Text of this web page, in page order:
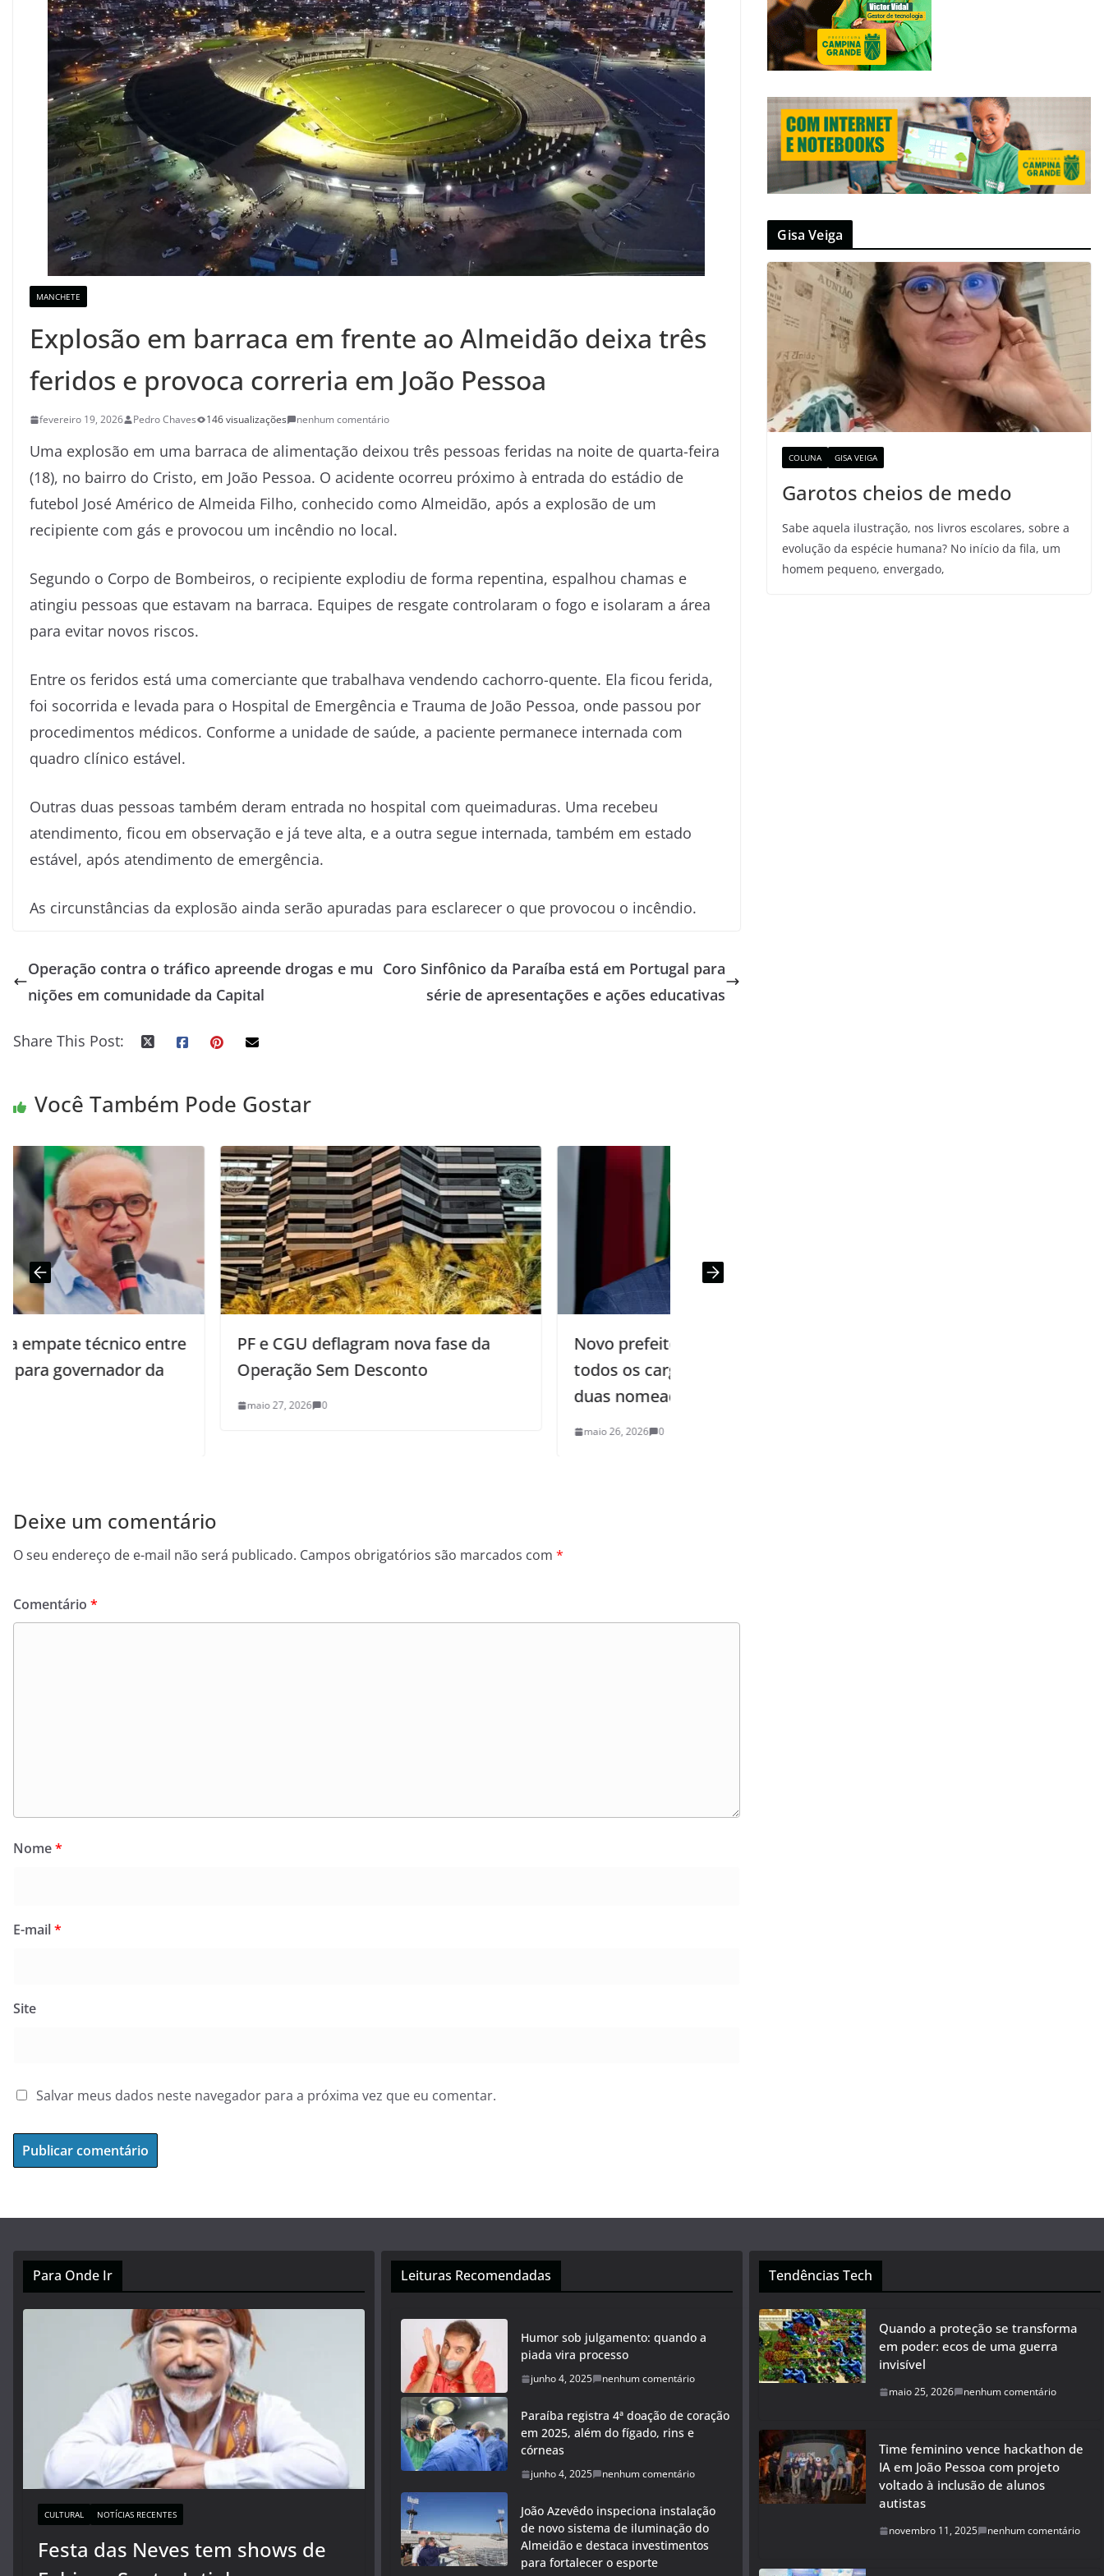
MANCHETE
Explosão em barraca em frente ao Almeidão deixa três
feridos e provoca correria em João Pessoa
fevereiro 19, 2026 Pedro Chaves 146 visualizações nenhum comentário
Uma explosão em uma barraca de alimentação deixou três pessoas feridas na noite de quarta-feira
(18), no bairro do Cristo, em João Pessoa. O acidente ocorreu próximo à entrada do estádio de
futebol José Américo de Almeida Filho, conhecido como Almeidão, após a explosão de um
recipiente com gás e provocou um incêndio no local.
Segundo o Corpo de Bombeiros, o recipiente explodiu de forma repentina, espalhou chamas e
atingiu pessoas que estavam na barraca. Equipes de resgate controlaram o fogo e isolaram a área
para evitar novos riscos.
Entre os feridos está uma comerciante que trabalhava vendendo cachorro-quente. Ela ficou ferida,
foi socorrida e levada para o Hospital de Emergência e Trauma de João Pessoa, onde passou por
procedimentos médicos. Conforme a unidade de saúde, a paciente permanece internada com
quadro clínico estável.
Outras duas pessoas também deram entrada no hospital com queimaduras. Uma recebeu
atendimento, ficou em observação e já teve alta, e a outra segue internada, também em estado
estável, após atendimento de emergência.
As circunstâncias da explosão ainda serão apuradas para esclarecer o que provocou o incêndio.
Operação contra o tráfico apreende drogas e mu
nições em comunidade da Capital
Coro Sinfônico da Paraíba está em Portugal para
série de apresentações e ações educativas
Share This Post:
Você Também Pode Gostar
PF e CGU deflagram nova fase da
Operação Sem Desconto
Novo prefeito de Cabedelo exonera
todos os cargos comissionados e faz
Deixe um comentário
O seu endereço de e-mail não será publicado. Campos obrigatórios são marcados com *
Comentário *
Nome*
E-mail*
Site
Salvar meus dados neste navegador para a próxima vez que eu comentar.
Gisa Veiga
COLUNA GISA VEIGA
Garotos cheios de medo
Sabe aquela ilustração, nos livros escolares, sobre a
evolução da espécie humana? No início da fila, um
homem pequeno, envergado,
Para Onde Ir
CULTURAL NOTÍCIAS RECENTES
Festa das Neves tem shows de
Leituras Recomendadas
Humor sob julgamento: quando a
piada vira processo
junho 4, 2025 nenhum comentário
Paraíba registra 4ª doação de coração
em 2025, além do fígado, rins e
córneas
junho 4, 2025 nenhum comentário
João Azevêdo inspeciona instalação
de novo sistema de iluminação do
Almeidão e destaca investimentos
para fortalecer o esporte
Tendências Tech
Quando a proteção se transforma
em poder: ecos de uma guerra
invisível
maio 25, 2026 nenhum comentário
Time feminino vence hackathon de
IA em João Pessoa com projeto
voltado à inclusão de alunos
autistas
novembro 11, 2025 nenhum comentário